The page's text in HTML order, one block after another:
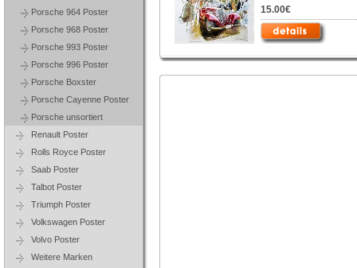
Porsche 964 Poster
Porsche 968 Poster
Porsche 993 Poster
Porsche 996 Poster
Porsche Boxster
Porsche Cayenne Poster
Porsche unsortiert
Renault Poster
Rolls Royce Poster
Saab Poster
Talbot Poster
Triumph Poster
Volkswagen Poster
Volvo Poster
Weitere Marken
15.00€